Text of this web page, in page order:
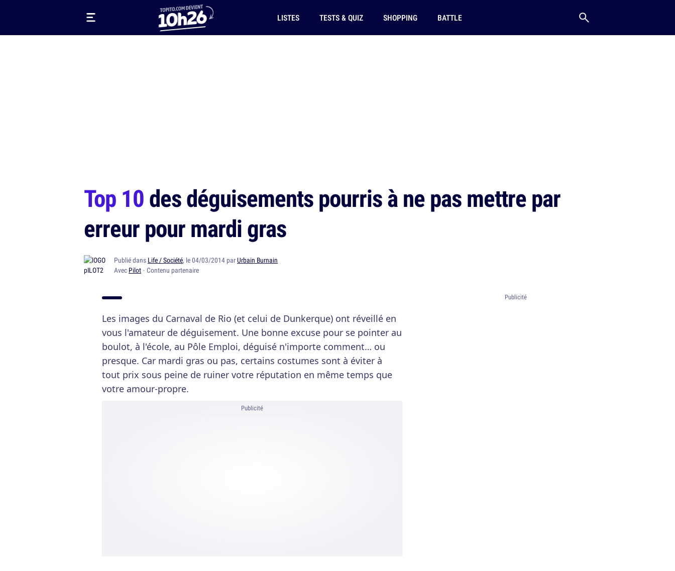
LISTES TESTS & QUIZ SHOPPING BATTLE
Top 10des déguisements pourris à ne pas mettre par
erreur pour mardi gras
Publié dans Life / Société, le 04/03/2014 parUrbain Burnain
Avec Pilot · Contenu partenaire
Les images du Carnaval de Rio (et celui de Dunkerque) ont réveillé en
vous l'amateur de déguisement. Une bonne excuse pour se pointer au
boulot, à l'école, au Pôle Emploi, déguisé n'importe comment… ou
presque. Car mardi gras ou pas, certains costumes sont à éviter à
tout prix sous peine de ruiner votre réputation en même temps que
votre amour-propre.
Publicité